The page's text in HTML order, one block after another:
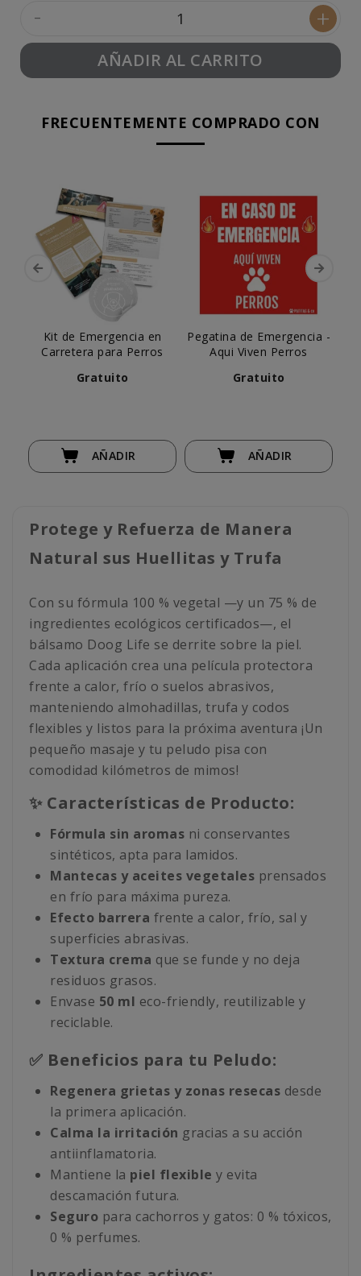
- +
AÑADIR AL CARRITO
FRECUENTEMENTE COMPRADO CON
Kit de Emergencia en
Carretera para Perros
Gratuito
AÑADIR
Pegatina de Emergencia -
Aqui Viven Perros
Gratuito
AÑADIR
Protege y Refuerza de Manera
Natural sus Huellitas y Trufa
Con su fórmula 100 % vegetal —y un 75 % de
ingredientes ecológicos certificados—, el
bálsamo Doog Life se derrite sobre la piel.
Cada aplicación crea una película protectora
frente a calor, frío o suelos abrasivos,
manteniendo almohadillas, trufa y codos
flexibles y listos para la próxima aventura ¡Un
pequeño masaje y tu peludo pisa con
comodidad kilómetros de mimos!
✨ Características de Producto:
Fórmula sin aromas ni conservantes
sintéticos, apta para lamidos.
Mantecas y aceites vegetales prensados
en frío para máxima pureza.
Efecto barrera frente a calor, frío, sal y
superficies abrasivas.
Textura crema que se funde y no deja
residuos grasos.
Envase 50 ml eco-friendly, reutilizable y
reciclable.
✅ Beneficios para tu Peludo:
Regenera grietas y zonas resecas desde
la primera aplicación.
Calma la irritación gracias a su acción
antiinflamatoria.
Mantiene la piel flexible y evita
descamación futura.
Seguro para cachorros y gatos: 0 % tóxicos,
0 % perfumes.